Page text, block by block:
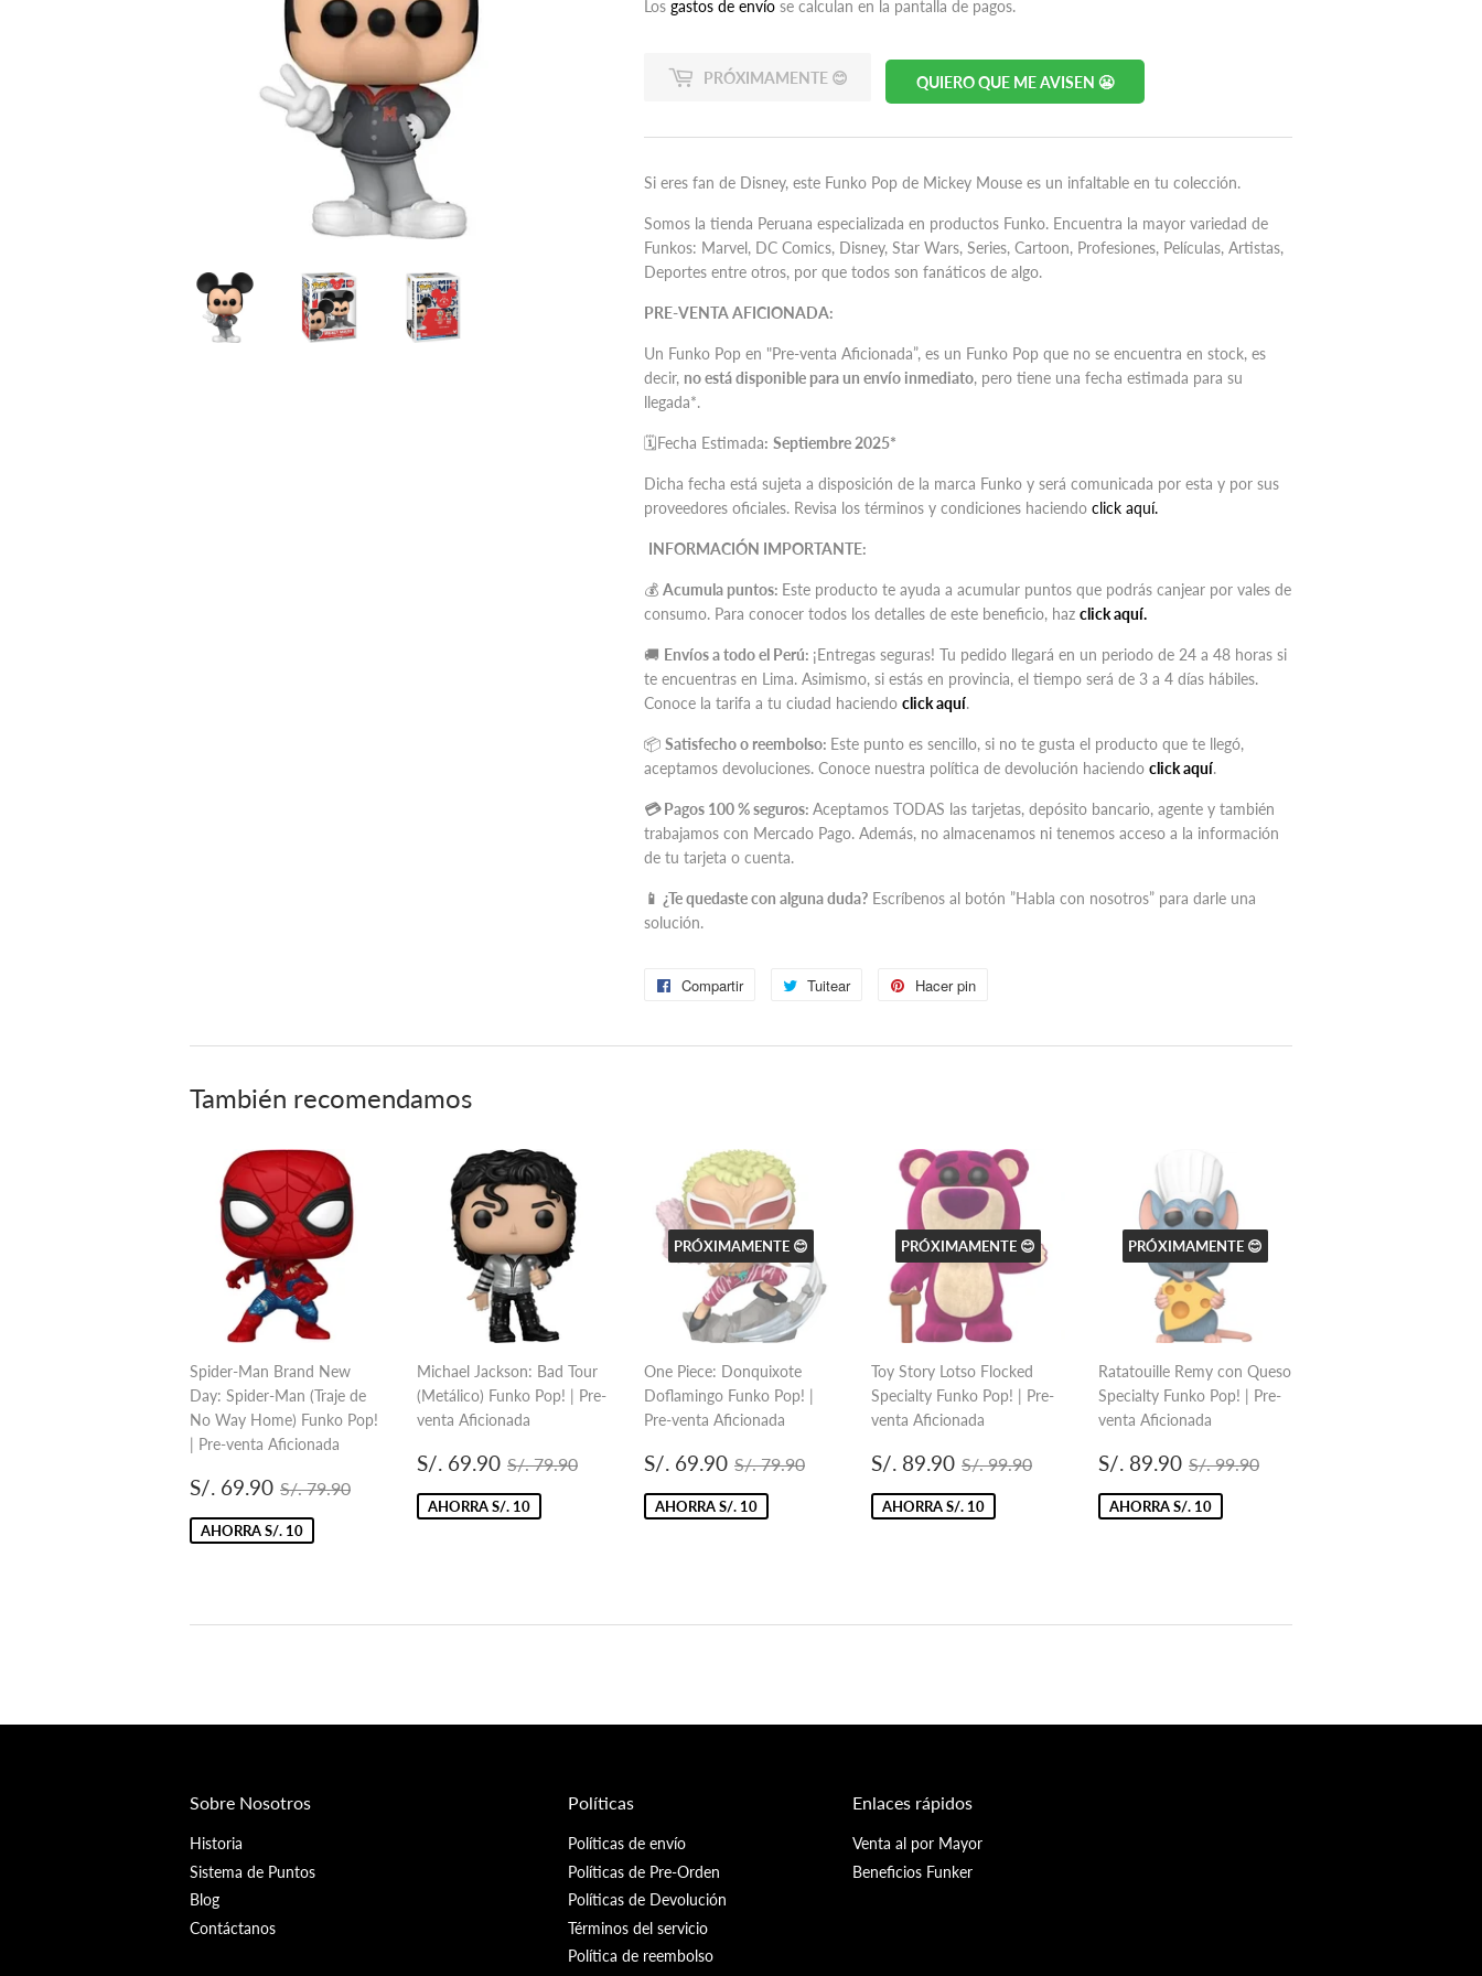
habitual
74.90
de
69.90
Los gastos de envío se calculan en la pantalla de pagos.
PRÓXIMAMENTE 😊 QUIERO QUE ME AVISEN 😬
Si eres fan de Disney, este Funko Pop de Mickey Mouse es un infaltable en tu colección.
Somos la tienda Peruana especializada en productos Funko. Encuentra la mayor variedad de
Funkos: Marvel, DC Comics, Disney, Star Wars, Series, Cartoon, Profesiones, Películas, Artistas,
Deportes entre otros, por que todos son fanáticos de algo.
PRE-VENTA AFICIONADA:
Un Funko Pop en "Pre-venta Aficionada”, es un Funko Pop que no se encuentra en stock, es
decir, no está disponible para un envío inmediato, pero tiene una fecha estimada para su
llegada*.
🗓Fecha Estimada: Septiembre 2025*
Dicha fecha está sujeta a disposición de la marca Funko y será comunicada por esta y por sus
proveedores oficiales. Revisa los términos y condiciones haciendo click aquí.
INFORMACIÓN IMPORTANTE:
💰 Acumula puntos: Este producto te ayuda a acumular puntos que podrás canjear por vales de
consumo. Para conocer todos los detalles de este beneficio, haz click aquí.
🚚 Envíos a todo el Perú: ¡Entregas seguras! Tu pedido llegará en un periodo de 24 a 48 horas si
te encuentras en Lima. Asimismo, si estás en provincia, el tiempo será de 3 a 4 días hábiles.
Conoce la tarifa a tu ciudad haciendo click aquí.
📦 Satisfecho o reembolso: Este punto es sencillo, si no te gusta el producto que te llegó,
aceptamos devoluciones. Conoce nuestra política de devolución haciendo click aquí.
💳 Pagos 100 % seguros: Aceptamos TODAS las tarjetas, depósito bancario, agente y también
trabajamos con Mercado Pago. Además, no almacenamos ni tenemos acceso a la información
de tu tarjeta o cuenta.
📱 ¿Te quedaste con alguna duda? Escríbenos al botón ”Habla con nosotros” para darle una
solución.
Compartir
Compartir
Facebook
Tuitear
Tuitear
Twitter
Hacer pin
Pinterest
También recomendamos
Spider-Man Brand New
Day: Spider-Man (Traje de
No Way Home) Funko Pop!
| Pre-venta Aficionada
Precio
de
oferta
S/. 69.90 S/.
69.90
Precio habitual
S/. 79.90
AHORRA S/. 10
Michael Jackson: Bad Tour
(Metálico) Funko Pop! | Pre-
venta Aficionada
Precio
de
oferta
S/. 69.90 S/.
69.90
Precio habitual
S/. 79.90 S/. 79.90
AHORRA S/. 10
PRÓXIMAMENTE 😊
One Piece: Donquixote
Doflamingo Funko Pop! |
Pre-venta Aficionada
Precio
de
oferta
S/. 69.90 S/.
69.90
Precio habitual
S/. 79.90 S/. 79.90
AHORRA S/. 10
PRÓXIMAMENTE 😊
Toy Story Lotso Flocked
Specialty Funko Pop! | Pre-
venta Aficionada
Precio
de
oferta
S/. 89.90 S/.
89.90
Precio habitual
S/. 99.90 S/. 99.90
AHORRA S/. 10
PRÓXIMAMENTE 😊
Ratatouille Remy con Queso
Specialty Funko Pop! | Pre-
venta Aficionada
Precio
de
oferta
S/. 89.90 S/.
89.90
Precio habitual
S/. 99.90
AHORRA S/. 10
Sobre Nosotros
Historia
Sistema de Puntos
Blog
Contáctanos
Políticas
Políticas de envío
Políticas de Pre-Orden
Políticas de Devolución
Términos del servicio
Política de reembolso
Enlaces rápidos
Venta al por Mayor
Beneficios Funker